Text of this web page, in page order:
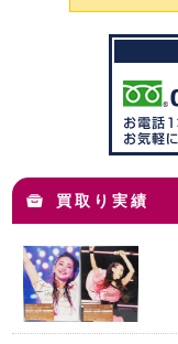
買取り実績